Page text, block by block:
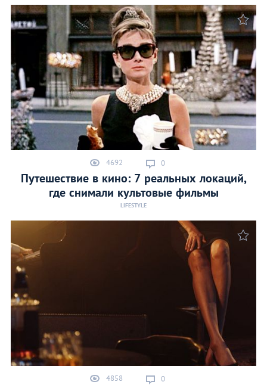
4692 0
Путешествие в кино: 7 реальных локаций,
где снимали культовые фильмы
LIFESTYLE
4858 0